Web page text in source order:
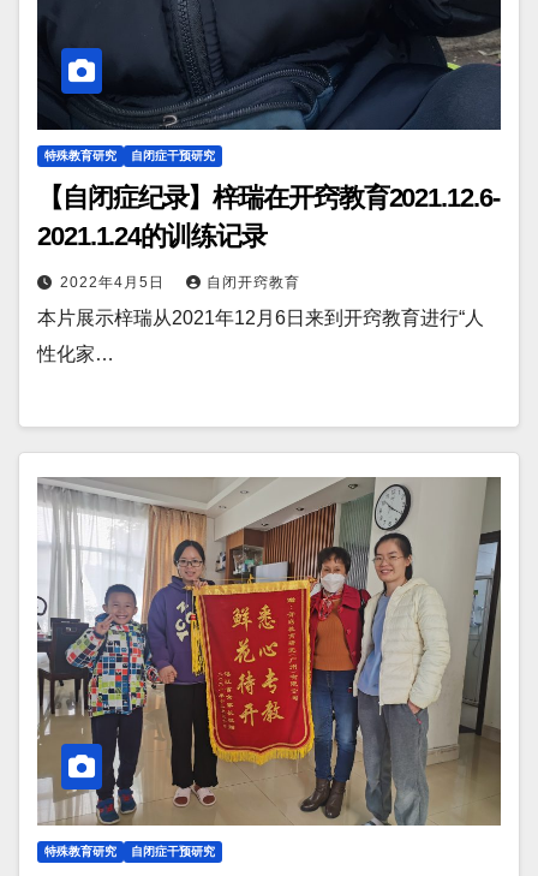
特殊教育研究 自闭症干预研究
【自闭症纪录】梓瑞在开窍教育2021.12.6-
2021.1.24的训练记录
2022年4月5日 自闭开窍教育
本片展示梓瑞从2021年12月6日来到开窍教育进行“人
性化家…
特殊教育研究 自闭症干预研究